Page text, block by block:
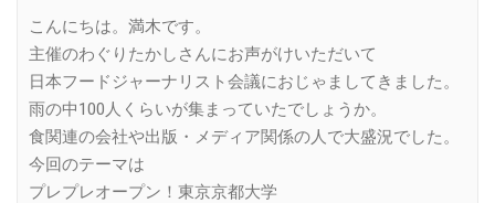
こんにちは。満木です。
主催のわぐりたかしさんにお声がけいただいて
日本フードジャーナリスト会議におじゃましてきました。
雨の中100人くらいが集まっていたでしょうか。
食関連の会社や出版・メディア関係の人で大盛況でした。
今回のテーマは
プレプレオープン！東京京都大学